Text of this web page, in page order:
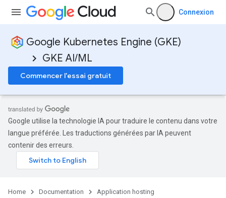
Connexion
Google Kubernetes Engine (GKE)
GKE AI/ML
Commencer l'essai gratuit
Google utilise la technologie IA pour traduire le contenu dans votre
langue préférée. Les traductions générées par IA peuvent
contenir des erreurs.
Home Documentation
Application hosting